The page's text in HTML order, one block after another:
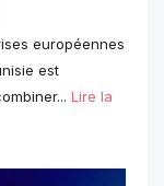
européennes
est
Lire la